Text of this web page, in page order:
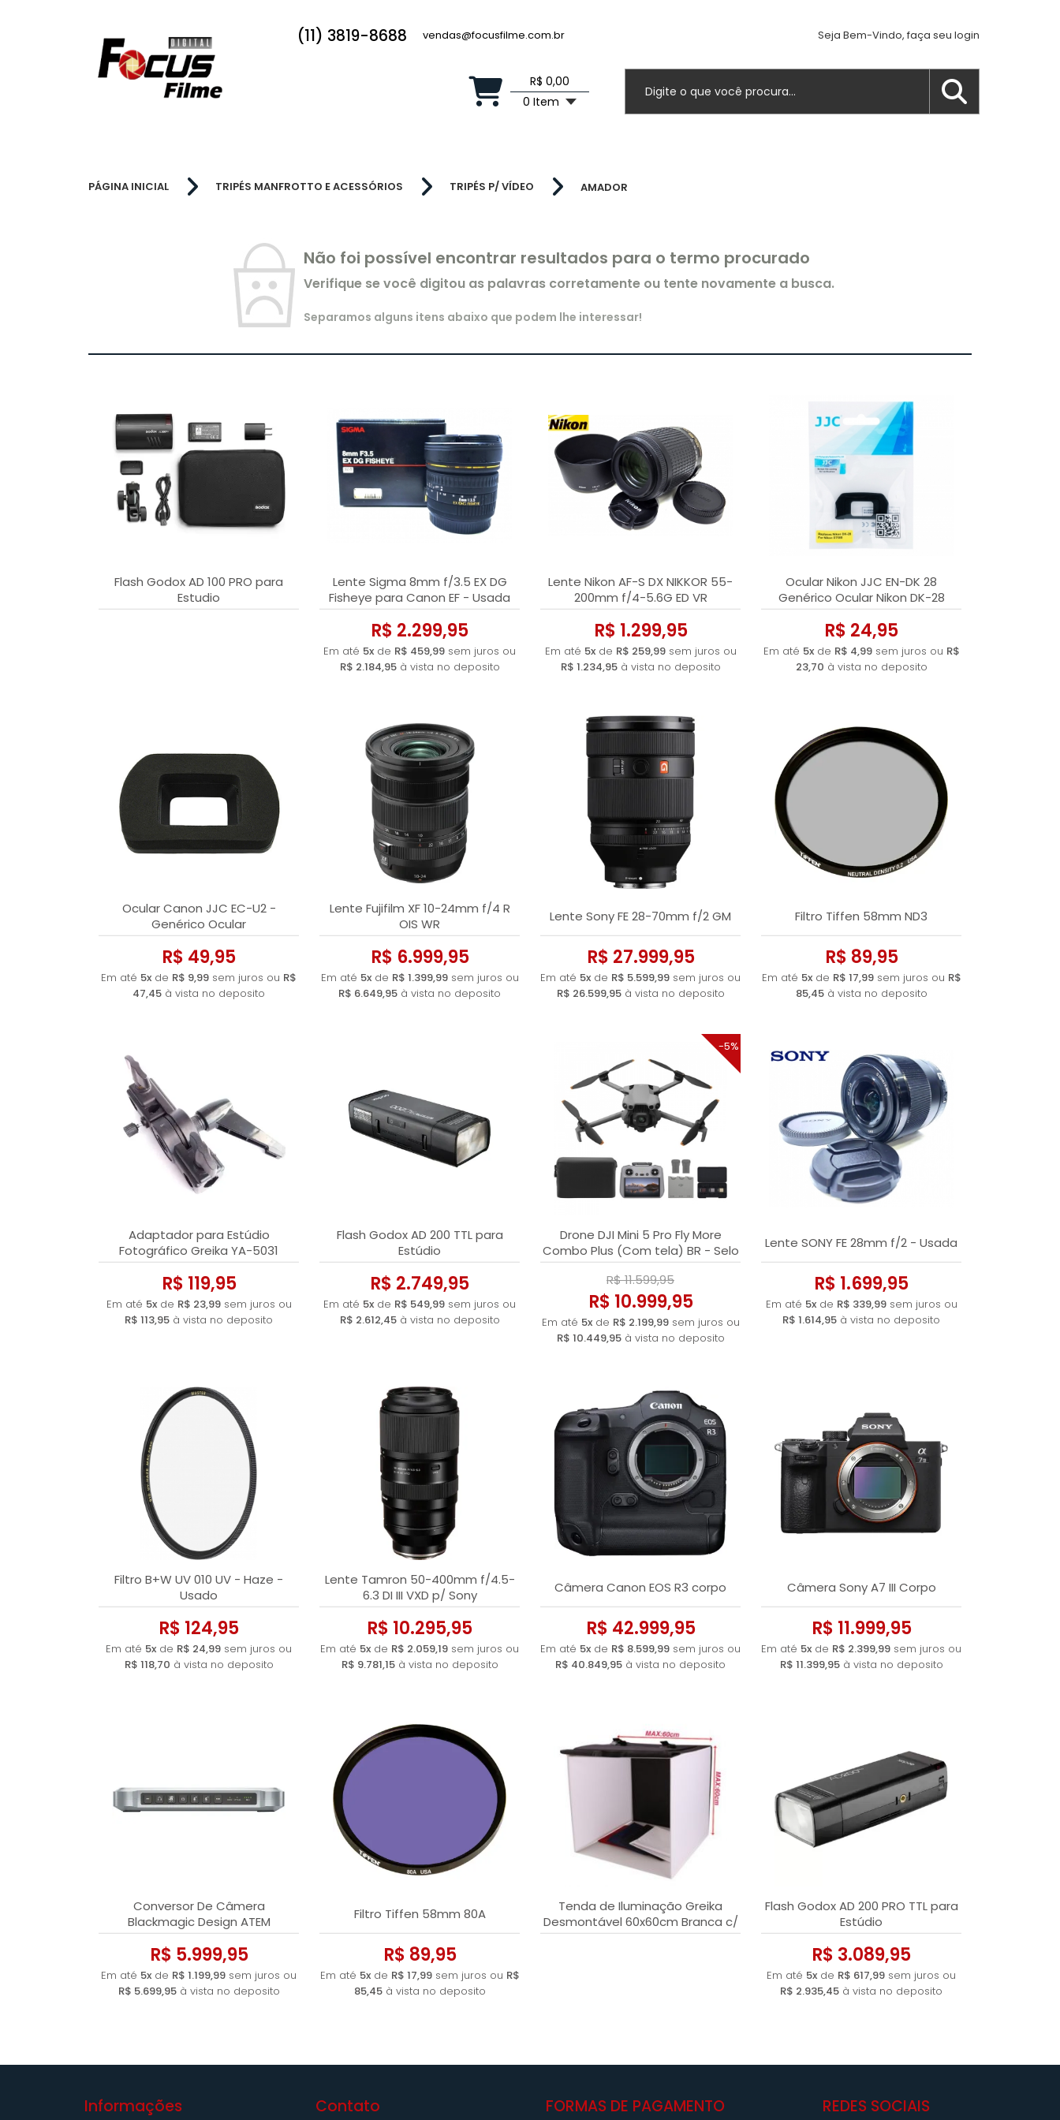
(11) 3819-8688 vendas@focusfilme.com.br Seja Bem-Vindo, faça seu login
R$ 0,00
0 Item
PÁGINA INICIAL TRIPÉS MANFROTTO E ACESSÓRIOS TRIPÉS P/ VÍDEO AMADOR
Não foi possível encontrar resultados para o termo procurado
Verifique se você digitou as palavras corretamente ou tente novamente a busca.
Separamos alguns itens abaixo que podem lhe interessar!
Flash Godox AD 100 PRO para
Estudio
Lente Sigma 8mm f/3.5 EX DG
Fisheye para Canon EF - Usada
R$ 2.299,95
Em até 5x de R$ 459,99 sem juros ou
R$ 2.184,95à vista no deposito
Lente Nikon AF-S DX NIKKOR 55-
200mm f/4-5.6G ED VR
R$ 1.299,95
Em até 5xde R$ 259,99sem juros ou
R$ 1.234,95à vista no deposito
Ocular Nikon JJC EN-DK 28
Genérico Ocular Nikon DK-28
R$ 24,95
Em até 5xde R$ 4,99sem juros ou R$
23,70 à vista no deposito
Ocular Canon JJC EC-U2 -
Genérico Ocular
R$ 49,95
Em até 5x de R$ 9,99 sem juros ou R$
47,45 à vista no deposito
Lente Fujifilm XF 10-24mm f/4 R
OIS WR
R$ 6.999,95
Em até 5xde R$ 1.399,99sem juros ou
R$ 6.649,95 à vista no deposito
Lente Sony FE 28-70mm f/2 GM
R$ 27.999,95
Em até 5x de R$ 5.599,99 sem juros ou
R$ 26.599,95à vista no deposito
Filtro Tiffen 58mm ND3
R$ 89,95
Em até 5xde R$ 17,99sem juros ou R$
85,45à vista no deposito
Adaptador para Estúdio
Fotográfico Greika YA-5031
R$ 119,95
Em até 5xde R$ 23,99sem juros ou
R$ 113,95 à vista no deposito
Flash Godox AD 200 TTL para
Estúdio
R$ 2.749,95
Em até 5x de R$ 549,99 sem juros ou
R$ 2.612,45à vista no deposito
-5%
Drone DJI Mini 5 Pro Fly More
Combo Plus (Com tela) BR - Selo
Anatel
R$ 11.599,95
R$ 10.999,95
Em até 5xde R$ 2.199,99sem juros ou
R$ 10.449,95à vista no deposito
Lente SONY FE 28mm f/2 - Usada
R$ 1.699,95
Em até 5xde R$ 339,99sem juros ou
R$ 1.614,95 à vista no deposito
Filtro B+W UV 010 UV - Haze -
Usado
R$ 124,95
Em até 5x de R$ 24,99 sem juros ou
R$ 118,70 à vista no deposito
Lente Tamron 50-400mm f/4.5-
6.3 DI III VXD p/ Sony
R$ 10.295,95
Em até 5x de R$ 2.059,19 sem juros ou
R$ 9.781,15à vista no deposito
Câmera Canon EOS R3 corpo
R$ 42.999,95
Em até 5x de R$ 8.599,99 sem juros ou
R$ 40.849,95 à vista no deposito
Câmera Sony A7 III Corpo
R$ 11.999,95
Em até 5x de R$ 2.399,99 sem juros ou
R$ 11.399,95à vista no deposito
Conversor De Câmera
Blackmagic Design ATEM
R$ 5.999,95
Em até 5x de R$ 1.199,99 sem juros ou
R$ 5.699,95à vista no deposito
Filtro Tiffen 58mm 80A
R$ 89,95
Em até 5xde R$ 17,99sem juros ou R$
85,45à vista no deposito
Tenda de Iluminação Greika
Desmontável 60x60cm Branca c/
04 Fundos
Flash Godox AD 200 PRO TTL para
Estúdio
R$ 3.089,95
Em até 5x de R$ 617,99 sem juros ou
R$ 2.935,45 à vista no deposito
Informações Contato FORMAS DE PAGAMENTO REDES SOCIAIS